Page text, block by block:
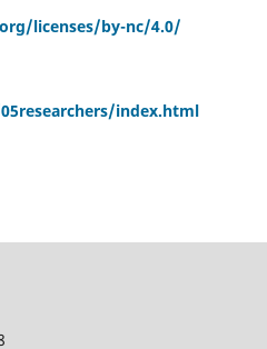
licenses/by-nc/4.0/
index.html